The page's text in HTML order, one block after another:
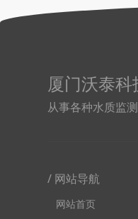
厦门沃泰科
从事各种水质监
/ 网站导航
网站首页